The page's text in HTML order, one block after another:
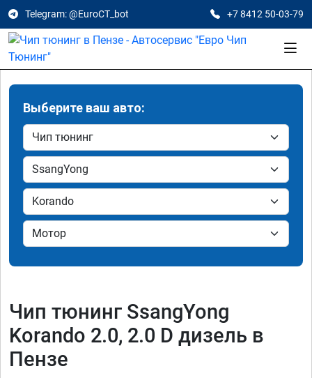
Telegram: @EuroCT_bot +7 8412 50-03-79
Выберите ваш авто:
Чип тюнинг SsangYong
Korando 2.0, 2.0 D дизель в
Пензе